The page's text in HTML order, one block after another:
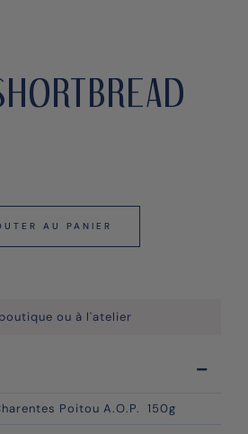
AU PANIER
ou à l'atelier
Poitou A.O.P. 150g